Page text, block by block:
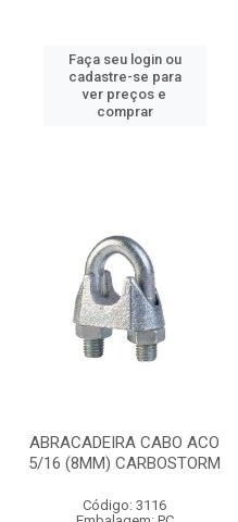
Faça seu login ou
cadastre-se para
ver preços e
comprar
ABRACADEIRA CABO ACO
5/16 (8MM) CARBOSTORM
Código: 3116